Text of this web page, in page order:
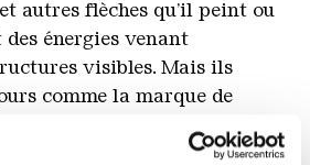
autres flèches qu’il peint ou
énergies venant
visibles. Mais ils
comme la marque de
Pour ses installations in situ